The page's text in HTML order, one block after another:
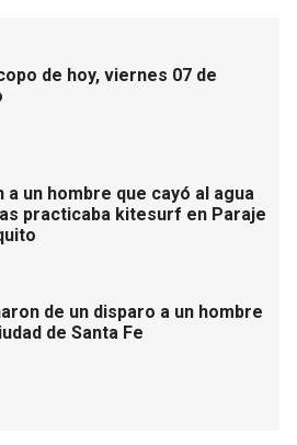
de hoy, viernes 07 de
a un hombre que cayó al agua
practicaba kitesurf en Paraje
de un disparo a un hombre
de Santa Fe